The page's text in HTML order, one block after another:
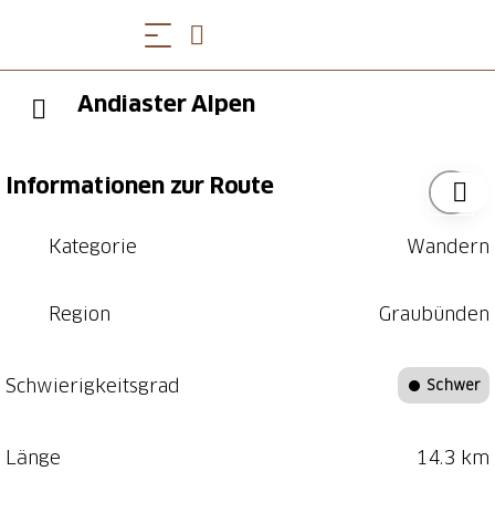
Andiaster Alpen
Informationen zur Route
Kategorie Wandern
Region Graubünden
Schwierigkeitsgrad Schwer
Länge 14.3 km